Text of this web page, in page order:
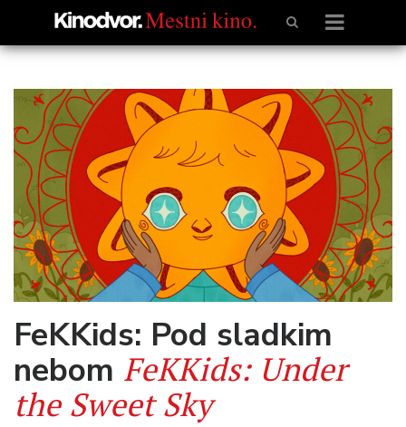
FeKKids: Pod sladkim
nebom FeKKids: Under
the Sweet Sky